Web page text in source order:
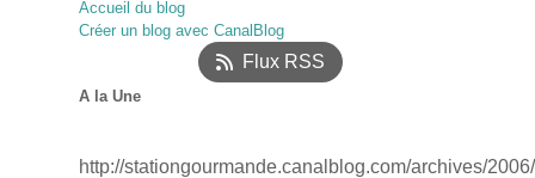
Janvier (12)
Février(17)
Janvier(18)
Mars(52)
Accueil du blog
Créer un blog avec CanalBlog
Flux RSS
A la Une
http://stationgourmande.canalblog.com/archives/